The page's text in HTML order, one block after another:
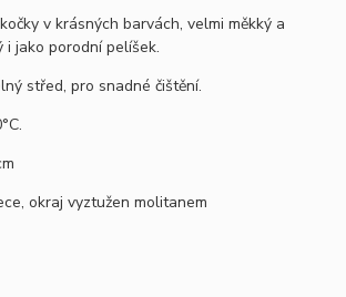
v krásných barvách, velmi měkký a
i jako porodní pelíšek.
střed, pro snadné čištění.
okraj vyztužen molitanem